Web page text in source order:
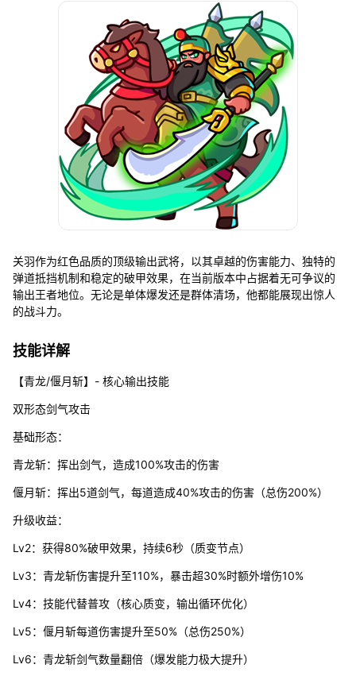
关羽作为红色品质的顶级输出武将，以其卓越的伤害能力、独特的
弹道抵挡机制和稳定的破甲效果，在当前版本中占据着无可争议的
输出王者地位。无论是单体爆发还是群体清场，他都能展现出惊人
的战斗力。
技能详解
【青龙/偃月斩】- 核心输出技能
双形态剑气攻击
基础形态：
青龙斩：挥出剑气，造成100%攻击的伤害
偃月斩：挥出5道剑气，每道造成40%攻击的伤害（总伤200%）
升级收益：
Lv2：获得80%破甲效果，持续6秒（质变节点）
Lv3：青龙斩伤害提升至110%，暴击超30%时额外增伤10%
Lv4：技能代替普攻（核心质变，输出循环优化）
Lv5：偃月斩每道伤害提升至50%（总伤250%）
Lv6：青龙斩剑气数量翻倍（爆发能力极大提升）